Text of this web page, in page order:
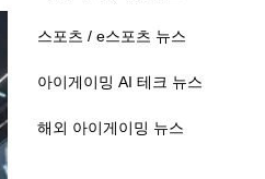
스포츠 / e스포츠 뉴스
아이게이밍 AI 테크 뉴스
해외 아이게이밍 뉴스